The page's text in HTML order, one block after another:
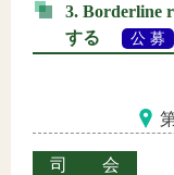
3. Borderline
する
公 募
司会